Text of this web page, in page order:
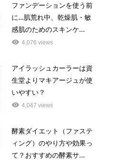
ファンデーションを使う前
に…肌荒れ中、乾燥肌・敏
感肌のためのスキンケ...
4,076 views
アイラッシュカーラーは資
生堂よりマキアージュが使
いやすい？
4,047 views
酵素ダイエット（ファステ
ィング）のやり方や効果っ
て？おすすめの酵素サ...